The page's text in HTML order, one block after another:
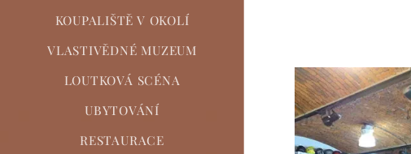
KOUPALIŠTĚ V OKOLÍ
VLASTIVĚDNÉ MUZEUM
LOUTKOVÁ SCÉNA
UBYTOVÁNÍ
RESTAURACE